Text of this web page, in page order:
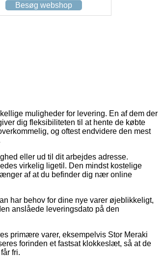
Besøg webshop
muligheder for levering. En af dem der
dig fleksibiliteten til at hente de købte
og oftest endvidere den mest
eller ud til dit arbejdes adresse.
virkelig ligetil. Den mindst kostelige
af at du befinder dig nær online
har behov for dine nye varer øjeblikkeligt,
anslåede leveringsdato på den
primære varer, eksempelvis Stor Meraki
forinden et fastsat klokkeslæt, så at de
fri.